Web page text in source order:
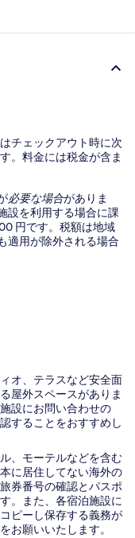
チェックアウト時に次
。料金には税金が含ま
必要な場合がありま
設を利用する場合に課
円です。税額は地域
適用が除外される場合
オ、テラスなど安全面
屋外スペースがありま
設にお問い合わせの
することをおすすめし
、モーテルなどを含む
に​居住してない海外の
券番号の確認とパスポ
。また、各宿泊施設に
ピーし保存する義務が
お願いいたします。